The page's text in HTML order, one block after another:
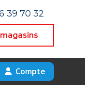
39 70 32
Compte